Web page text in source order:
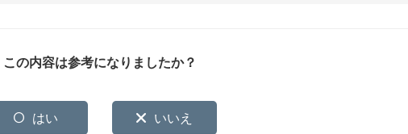
この内容は参考になりましたか？
はい いいえ